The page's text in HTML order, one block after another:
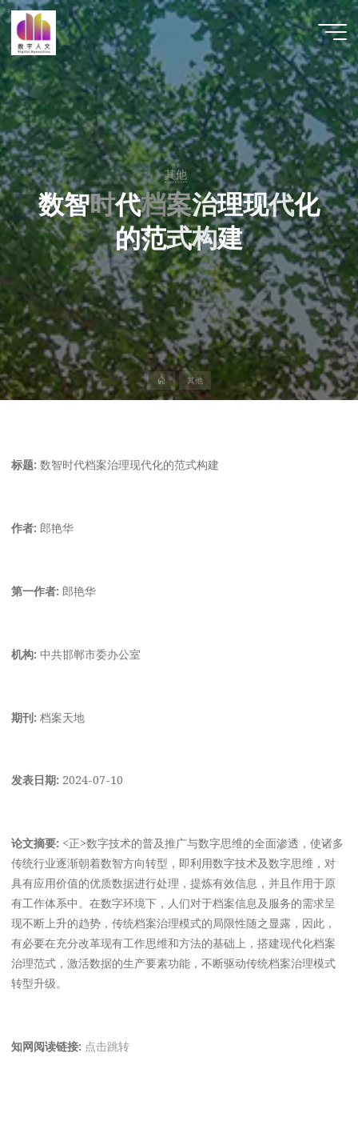
跳
内
容
数字人
文 |
DHCN
其他
数智时代档案治理现代化
的范式构建
首
页
其他
标题: 数智时代档案治理现代化的范式构建
作者: 郎艳华
第一作者: 郎艳华
机构: 中共邯郸市委办公室
期刊: 档案天地
发表日期: 2024-07-10
论文摘要: <正>数字技术的普及推广与数字思维的全面渗透，使诸多
传统行业逐渐朝着数智方向转型，即利用数字技术及数字思维，对
具有应用价值的优质数据进行处理，提炼有效信息，并且作用于原
有工作体系中。在数字环境下，人们对于档案信息及服务的需求呈
现不断上升的趋势，传统档案治理模式的局限性随之显露，因此，
有必要在充分改革现有工作思维和方法的基础上，搭建现代化档案
治理范式，激活数据的生产要素功能，不断驱动传统档案治理模式
转型升级。
知网阅读链接: 点击跳转